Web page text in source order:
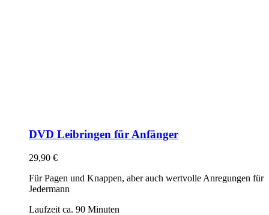
DVD Leibringen für Anfänger
29,90 €
Für Pagen und Knappen, aber auch wertvolle Anregungen für
Jedermann
Laufzeit ca. 90 Minuten